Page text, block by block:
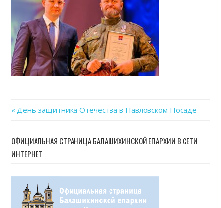
по
записям
Previous
День защитника Отечества в Павловском Посаде
ОФИЦИАЛЬНАЯ СТРАНИЦА БАЛАШИХИНСКОЙ ЕПАРХИИ В СЕТИ
ИНТЕРНЕТ